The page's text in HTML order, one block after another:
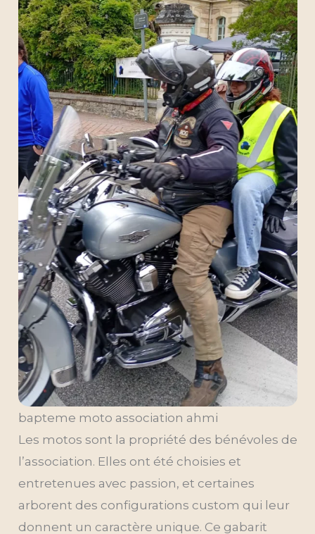
bapteme moto association ahmi
Les motos sont la propriété des bénévoles de
l’association. Elles ont été choisies et
entretenues avec passion, et certaines
arborent des configurations custom qui leur
donnent un caractère unique. Ce gabarit